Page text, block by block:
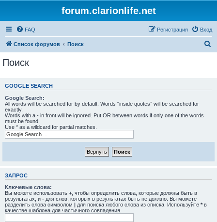
forum.clarionlife.net
FAQ Вход
Регистрация
Список форумов Поиск
к
Поиск
GOOGLE SEARCH
Google Search:
All words will be searched for by default. Words “inside quotes” will be searched for
exactly.
Words with a - in front will be ignored. Put OR between words if only one of the words
must be found.
Use * as a wildcard for partial matches.
ЗАПРОС
Ключевые слова:
Вы можете использовать + , чтобы определить слова, которые должны быть в
результатах, и - для слов, которых в результатах быть не должно. Вы можете
разделить слова символом | для поиска любого слова из списка. Используйте * в
качестве шаблона для частичного совпадения.